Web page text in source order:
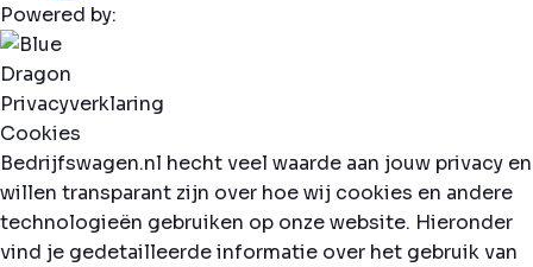
Powered by:
Privacyverklaring
Cookies
Bedrijfswagen.nl hecht veel waarde aan jouw privacy en
willen transparant zijn over hoe wij cookies en andere
technologieën gebruiken op onze website. Hieronder
vind je gedetailleerde informatie over het gebruik van